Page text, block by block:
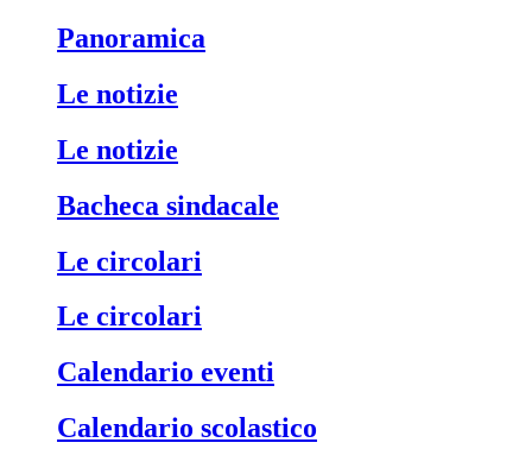
Panoramica
Le notizie
Le notizie
Bacheca sindacale
Le circolari
Le circolari
Calendario eventi
Calendario scolastico